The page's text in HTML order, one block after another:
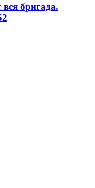
бригада.